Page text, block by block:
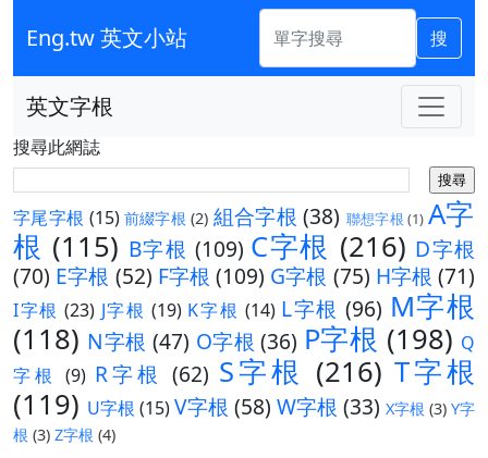
Eng.tw 英文小站 搜
英文字根
搜尋此網誌
字尾字根 (15) 前綴字根 (2) 組合字根 (38) 聯想字根 (1) A字
根 (115) B字根 (109) C字根 (216) D字根
(70) E字根 (52) F字根 (109) G字根 (75) H字根 (71)
I字根 (23) J字根 (19) K字根 (14) L字根 (96) M字根
(118) N字根 (47) O字根 (36) P字根 (198) Q
字根 (9) R字根 (62) S字根 (216) T字根
(119) U字根 (15)V字根 (58) W字根 (33) X字根 (3) Y字
根 (3) Z字根 (4)